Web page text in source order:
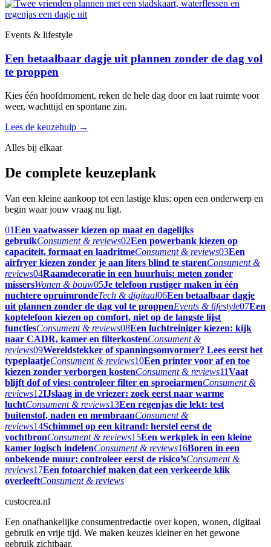
Events & lifestyle
Een betaalbaar dagje uit plannen zonder de dag vol
te proppen
Kies één hoofdmoment, reken de hele dag door en laat ruimte voor
weer, wachttijd en spontane zin.
Lees de keuzehulp →
Alles bij elkaar
De complete keuzeplank
Van een kleine aankoop tot een lastige klus: open een onderwerp en
begin waar jouw vraag nu ligt.
01Een vaatwasser kiezen op maat en dagelijks
gebruikConsument & reviews02Een powerbank kiezen op
capaciteit, formaat en laadritmeConsument & reviews03Een
airfryer kiezen zonder je aan liters blind te starenConsument &
reviews04Raamdecoratie in een huurhuis: meten zonder
missersWonen & bouw05Je telefoon rustiger maken in één
nuchtere opruimrondeTech & digitaal06Een betaalbaar dagje
uit plannen zonder de dag vol te proppenEvents & lifestyle07Een
koptelefoon kiezen op comfort, niet op de langste lijst
functiesConsument & reviews08Een luchtreiniger kiezen: kijk
naar CADR, kamer en filterkostenConsument &
reviews09Wereldstekker of spanningsomvormer? Lees eerst het
typeplaatjeConsument & reviews10Een printer voor af en toe
kiezen zonder verborgen kostenConsument & reviews11Vaat
blijft dof of vies: controleer filter en sproeiarmenConsument &
reviews12IJslaag in de vriezer: zoek eerst naar warme
luchtConsument & reviews13Een regenjas die lekt: test
buitenstof, naden en membraanConsument &
reviews14Schimmel op een kitrand: herstel eerst de
vochtbronConsument & reviews15Een werkplek in een kleine
kamer logisch indelenConsument & reviews16Boren in een
onbekende muur: controleer eerst de risico’sConsument &
reviews17Een fotoarchief maken dat een verkeerde klik
overleeftConsument & reviews
custocrea.nl
Een onafhankelijke consumentredactie over kopen, wonen, digitaal
gebruik en vrije tijd. We maken keuzes kleiner en het gewone
gebruik zichtbaar.